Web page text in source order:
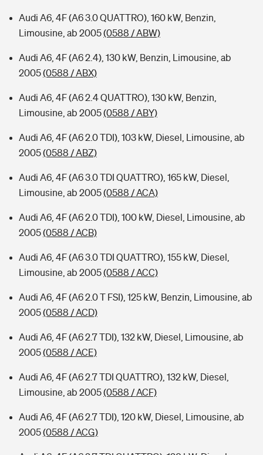
Audi A6, 4F (A6 3.0 QUATTRO), 160 kW, Benzin,
Limousine, ab 2005(0588 / ABW)
Audi A6, 4F (A6 2.4), 130 kW, Benzin, Limousine, ab
2005(0588 / ABX)
Audi A6, 4F (A6 2.4 QUATTRO), 130 kW, Benzin,
Limousine, ab 2005(0588 / ABY)
Audi A6, 4F (A6 2.0 TDI), 103 kW, Diesel, Limousine, ab
2005(0588 / ABZ)
Audi A6, 4F (A6 3.0 TDI QUATTRO), 165 kW, Diesel,
Limousine, ab 2005(0588 / ACA)
Audi A6, 4F (A6 2.0 TDI), 100 kW, Diesel, Limousine, ab
2005(0588 / ACB)
Audi A6, 4F (A6 3.0 TDI QUATTRO), 155 kW, Diesel,
Limousine, ab 2005(0588 / ACC)
Audi A6, 4F (A6 2.0 T FSI), 125 kW, Benzin, Limousine, ab
2005(0588 / ACD)
Audi A6, 4F (A6 2.7 TDI), 132 kW, Diesel, Limousine, ab
2005(0588 / ACE)
Audi A6, 4F (A6 2.7 TDI QUATTRO), 132 kW, Diesel,
Limousine, ab 2005(0588 / ACF)
Audi A6, 4F (A6 2.7 TDI), 120 kW, Diesel, Limousine, ab
2005(0588 / ACG)